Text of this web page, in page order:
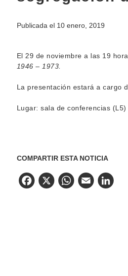
Publicada el 10 enero, 2019
El 29 de noviembre a las 19
1946 – 1973.
La presentación estará a cargo
Lugar: sala de conferencias
COMPARTIR ESTA NOTICIA
Facebook
X Email